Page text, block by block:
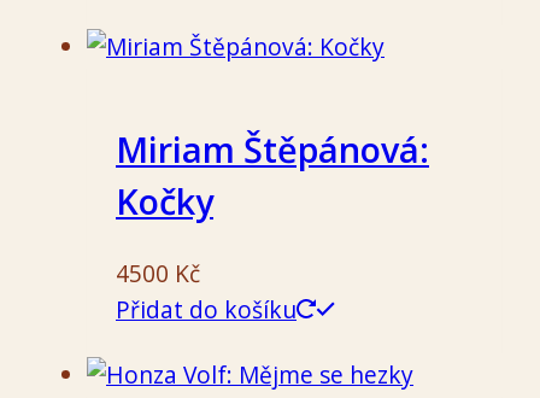
Miriam Štěpánová:
Kočky
4500 Kč
Přidat do košíku